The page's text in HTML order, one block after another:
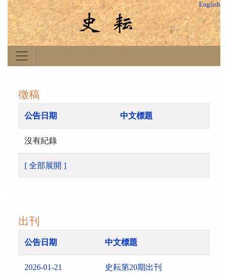
English
徵稿
公告日期 中文標題
沒有紀錄
[ 全部展開 ]
出刊
公告日期 中文標題
2026-01-21 史耘第20期出刊